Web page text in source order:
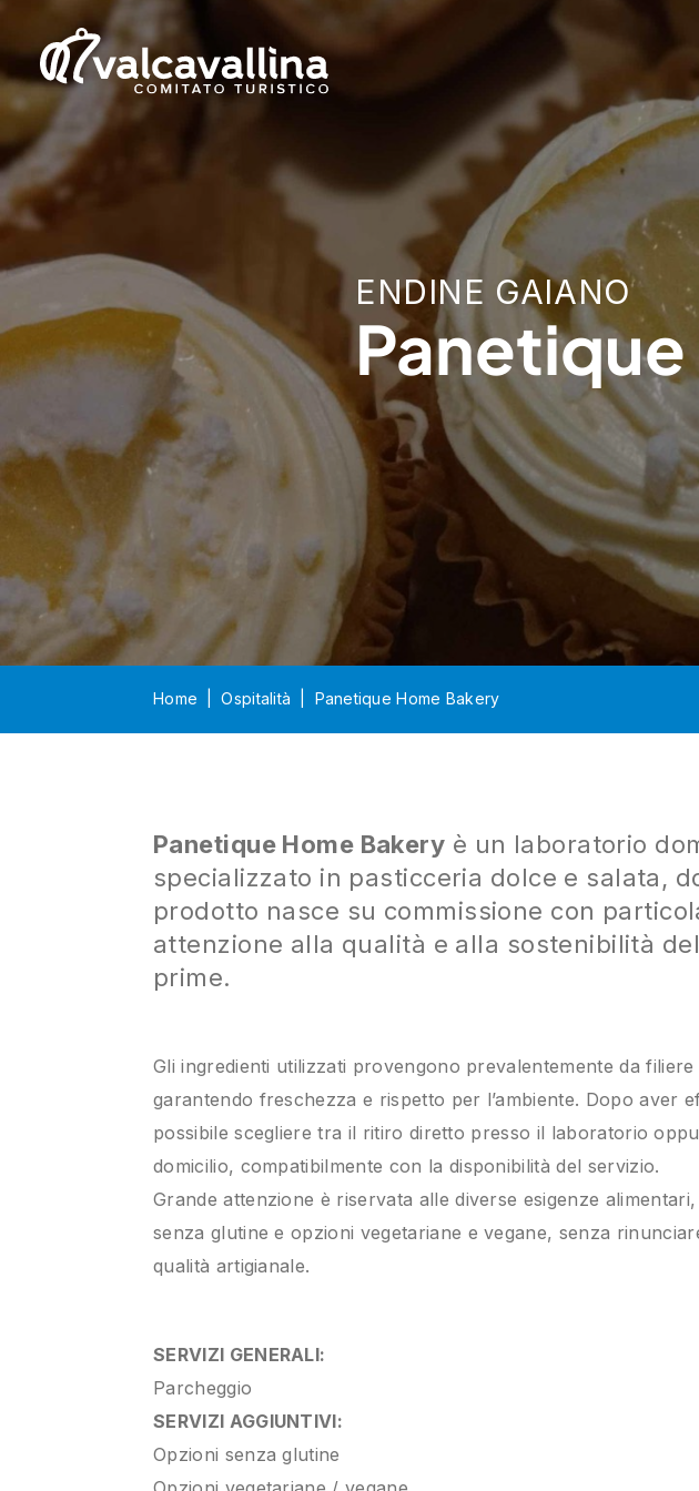
ENDINE GAIANO
Home Ospitalità Panetique Home Bakery
Panetique Home Bakery è un laboratorio
specializzato in pasticceria dolce e salata,
prodotto nasce su commissione con
attenzione alla qualità e alla sostenibilità
prime.
Gli ingredienti utilizzati provengono prevalentemente da
garantendo freschezza e rispetto per l’ambiente. Dopo aver
possibile scegliere tra il ritiro diretto presso il laboratorio
domicilio, compatibilmente con la disponibilità del servizio.
Grande attenzione è riservata alle diverse esigenze
senza glutine e opzioni vegetariane e vegane, senza
qualità artigianale.
SERVIZI GENERALI:
Parcheggio
SERVIZI AGGIUNTIVI:
Opzioni senza glutine